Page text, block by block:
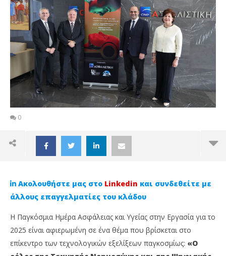
0
Ακολουθήστε μας στο Linkedin και συνδεθείτε με
άλλους επαγγελματίες του κλάδου
Η Παγκόσμια Ημέρα Ασφάλειας και Υγείας στην Εργασία για το
2025 είναι αφιερωμένη σε ένα θέμα που βρίσκεται στο
επίκεντρο των τεχνολογικών εξελίξεων παγκοσμίως: «Ο